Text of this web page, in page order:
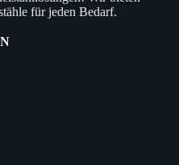
für jeden Bedarf.